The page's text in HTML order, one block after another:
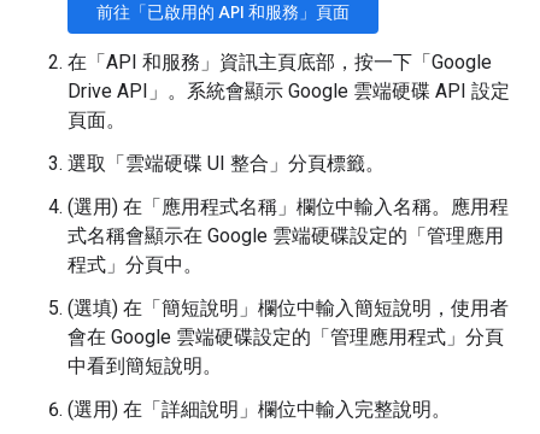
前往「已啟用的 API 和服務」頁面
在「API 和服務」資訊主頁底部，按一下「Google
Drive API」 。系統會顯示 Google 雲端硬碟 API 設定
頁面。
選取「雲端硬碟 UI 整合」 分頁標籤。
(選用) 在「應用程式名稱」 欄位中輸入名稱。應用程
式名稱會顯示在 Google 雲端硬碟設定的「管理應用
程式」分頁中。
(選填) 在「簡短說明」 欄位中輸入簡短說明，使用者
會在 Google 雲端硬碟設定的「管理應用程式」分頁
中看到簡短說明。
(選用) 在「詳細說明」 欄位中輸入完整說明。